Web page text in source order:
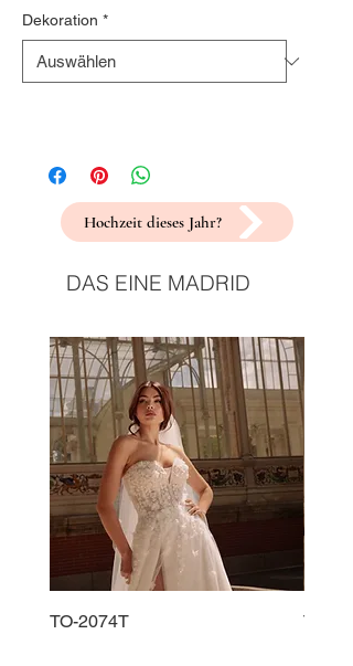
Dekoration *
Hochzeit dieses Jahr?
DAS EINE MADRID
TO-2074T TO-